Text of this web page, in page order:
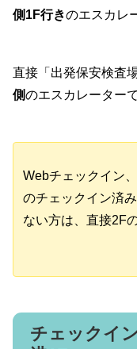
側1F行きのエスカレ
直接「出発保安検査
側のエスカレーター
Webチェックイン
のチェックイン済
ない方は、直接2F
チェックイ